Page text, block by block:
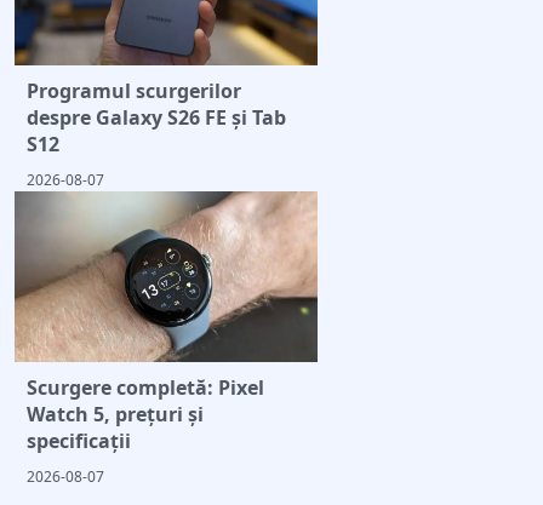
Programul scurgerilor
despre Galaxy S26 FE și Tab
S12
2026-08-07
Scurgere completă: Pixel
Watch 5, prețuri și
specificații
2026-08-07